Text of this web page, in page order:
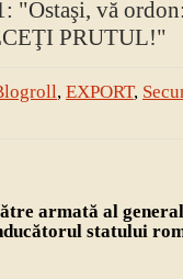
de porci în
"Ostaşi, vă ordon:
PRUTUL!"
, EXPORT,
armată al
statului